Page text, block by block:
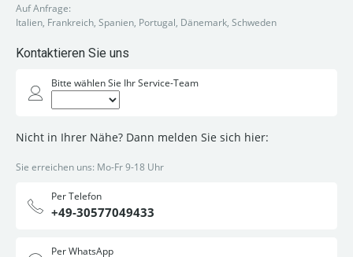
Auf Anfrage:
Italien, Frankreich, Spanien, Portugal, Dänemark, Schweden
Kontaktieren Sie uns
Bitte wählen Sie Ihr Service-Team
Nicht in Ihrer Nähe? Dann melden Sie sich hier:
Sie erreichen uns: Mo-Fr 9-18 Uhr
Per Telefon
+49-30577049433
Per WhatsApp